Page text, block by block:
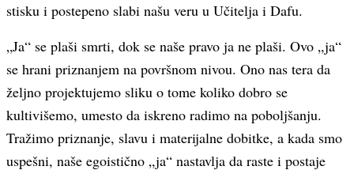
stisku i postepeno slabi našu veru u Učitelja i Dafu.
„Ja“ se plaši smrti, dok se naše pravo ja ne plaši. Ovo „ja“
se hrani priznanjem na površnom nivou. Ono nas tera da
željno projektujemo sliku o tome koliko dobro se
kultivišemo, umesto da iskreno radimo na poboljšanju.
Tražimo priznanje, slavu i materijalne dobitke, a kada smo
uspešni, naše egoistično „ja“ nastavlja da raste i postaje